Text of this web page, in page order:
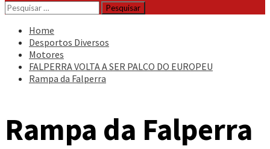
Pesquisar
por:
Home
Desportos Diversos
Motores
FALPERRA VOLTA A SER PALCO DO EUROPEU
Rampa da Falperra
Rampa da Falperra